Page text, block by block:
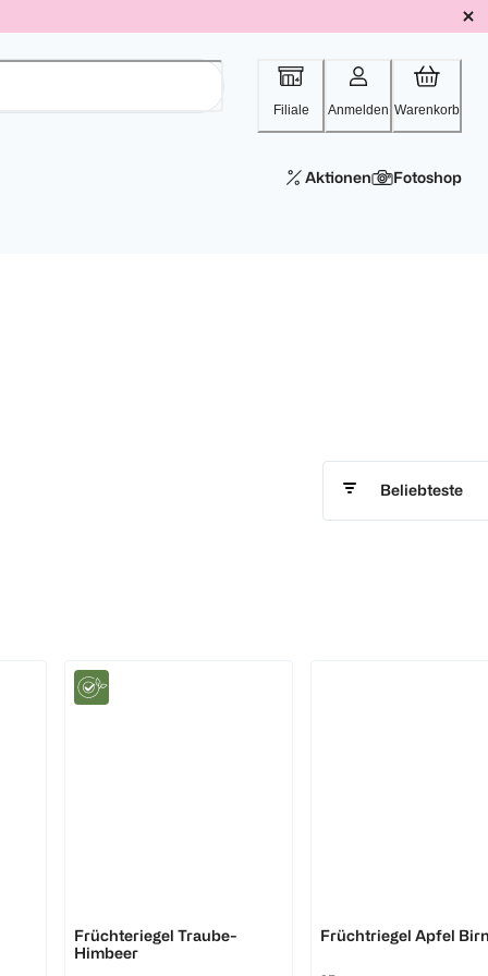
Filiale Anmelden Warenkorb
Aktionen Fotoshop
Beliebteste
Früchteriegel Traube-
Himbeer
Früchtriegel Apfel